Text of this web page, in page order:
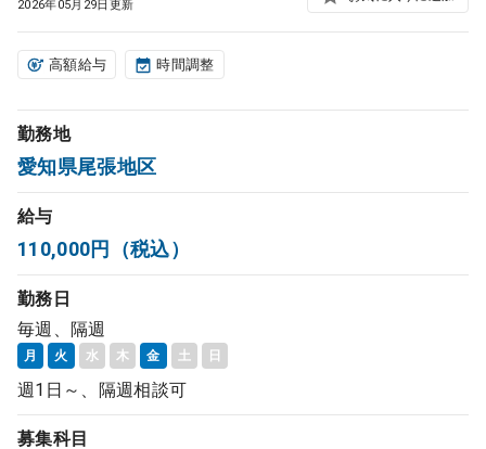
非常勤検索 アルバイト
DtoDの転職・アルバイト支援
コンサルタント
成功事例
転職ノウハウ
2026年05月29日更新
高額給与 時間調整
勤務地
愛知県尾張地区
給与
110,000円（税込）
勤務日
毎週、隔週
月 火 水 木 金 土 日
週1日～、隔週相談可
募集科目